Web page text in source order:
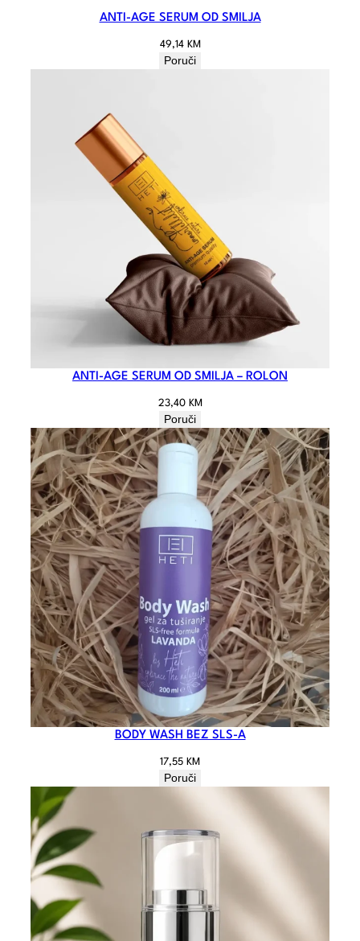
ANTI-AGE SERUM OD SMILJA
49,14 KM
Poruči
ANTI-AGE SERUM OD SMILJA – ROLON
23,40 KM
Poruči
BODY WASH BEZ SLS-A
17,55 KM
Poruči